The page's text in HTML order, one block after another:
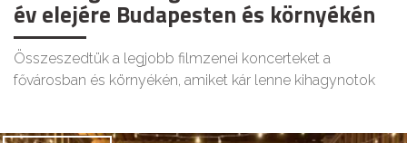
év elejére Budapesten és környékén
Összeszedtük a legjobb filmzenei koncerteket a
fővárosban és környékén, amiket kár lenne kihagynotok